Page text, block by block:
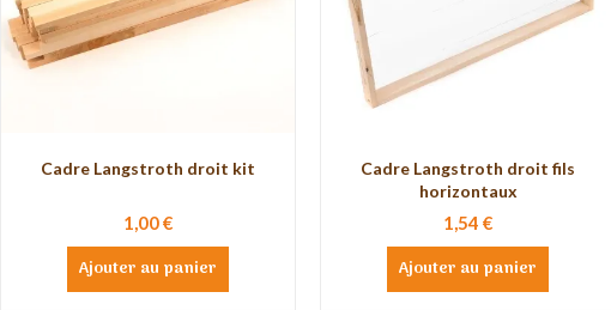
Cadre Langstroth droit kit
1,00 €
Ajouter au panier
Cadre Langstroth droit fils
horizontaux
1,54 €
Ajouter au panier